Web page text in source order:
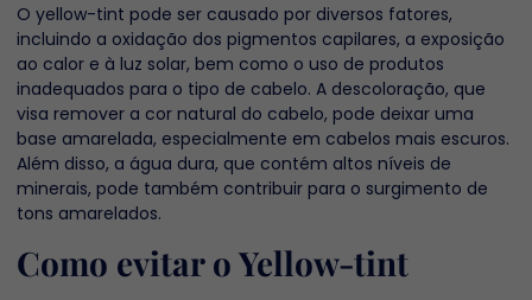
O yellow-tint pode ser causado por diversos fatores,
incluindo a oxidação dos pigmentos capilares, a exposição
ao calor e à luz solar, bem como o uso de produtos
inadequados para o tipo de cabelo. A descoloração, que
visa remover a cor natural do cabelo, pode deixar uma
base amarelada, especialmente em cabelos mais escuros.
Além disso, a água dura, que contém altos níveis de
minerais, pode também contribuir para o surgimento de
tons amarelados.
Como evitar o Yellow-tint